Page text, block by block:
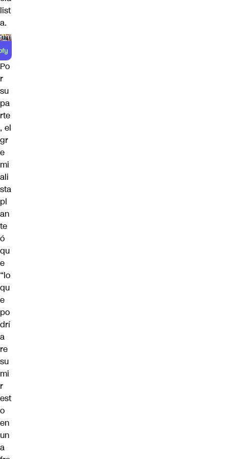
list
a.
Po
r
su
pa
rte
, el
gr
e
mi
ali
sta
pl
an
te
ó
qu
e
“lo
qu
e
po
drí
a
re
su
mi
r
est
o
en
un
a